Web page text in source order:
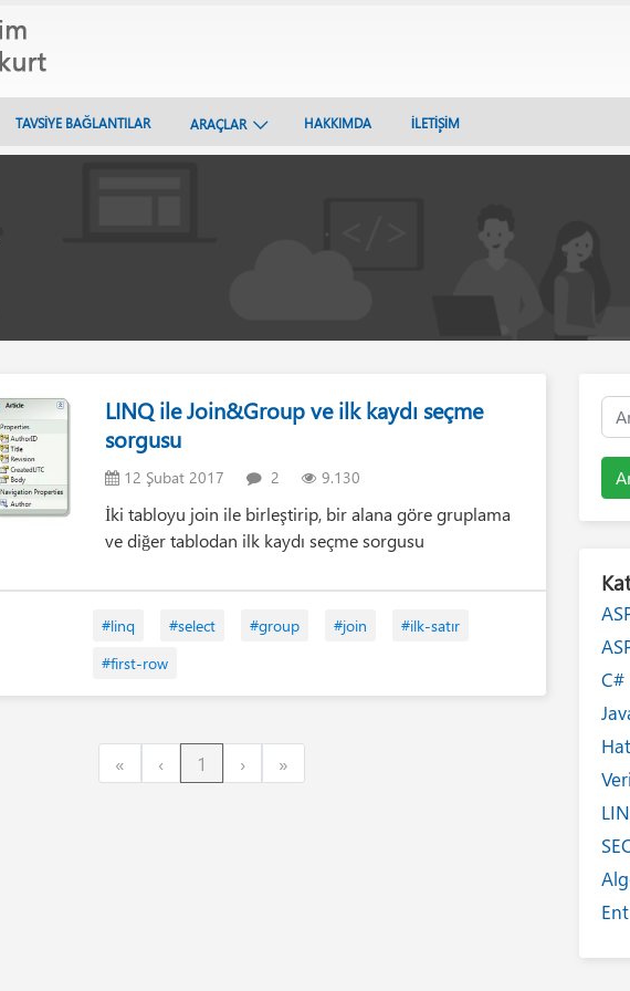
TAVSİYE BAĞLANTILAR ARAÇLAR HAKKIMDA İLETİŞİM
LINQ ile Join&Group ve ilk kaydı seçme
sorgusu
12 Şubat 2017 2 9.130
İki tabloyu join ile birleştirip, bir alana göre gruplama
ve diğer tablodan ilk kaydı seçme sorgusu
#linq #select #group #join
#ilk-satır
#first-row
« ‹Previous
1 ›Next»
C#